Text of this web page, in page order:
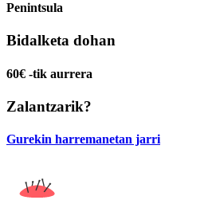
Penintsula
Bidalketa dohan
60€ -tik aurrera
Zalantzarik?
Gurekin harremanetan jarri